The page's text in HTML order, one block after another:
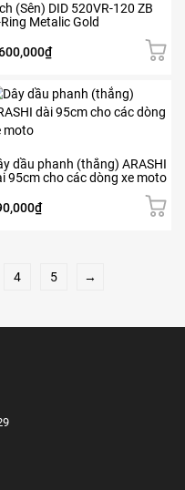
(Sên) DID 520VR-120 ZB
Metalic Gold
₫
dầu phanh (thắng) ARASHI
95cm cho các dòng xe moto
₫
4 5 →